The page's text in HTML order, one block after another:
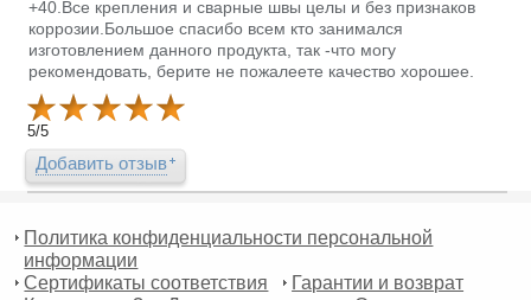
+40.Все крепления и сварные швы целы и без признаков
коррозии.Большое спасибо всем кто занимался
изготовлением данного продукта, так -что могу
рекомендовать, берите не пожалеете качество хорошее.
5/5
Добавить отзыв
Политика конфиденциальности персональной
информации
Сертификаты соответствия
Гарантии и возврат